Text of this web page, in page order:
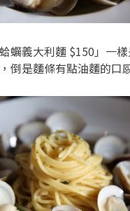
蠣義大利麵 $150」一樣
倒是麵條有點油麵的口